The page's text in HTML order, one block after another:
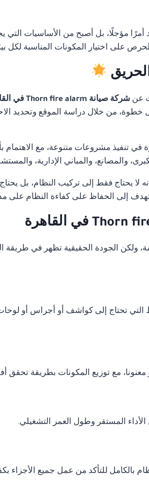
أمرًا مؤجلًا، بل أصبح من الأساسيات
على اختيار المكونات المناسبة لكل
عن شركة صيانة Thorn fire alarm في القاهرة
خطوة، من خلال دراسة الموقع وتحديد
مشروعات متنوعة، مع الاهتمام
والمصانع، والمباني الإدارية،
لا يحتاج فقط إلى تركيب النظام، بل
إلى الحفاظ على كفاءة النظام على
الجودة الحقيقية تظهر في طريقة
التي تحتاج إلى كواشف أو أجراس أو
معنونا، مع توزيع المكونات بطريقة تحقق
المستقر وطول العمر التشغيلي.
بالكامل للتأكد من عمل جميع الأجزاء